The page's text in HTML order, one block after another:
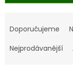
a
e
Doporučujeme
Nejprodávanější